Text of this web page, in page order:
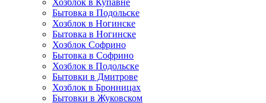
Хозблок в Купавне
Бытовка в Подольске
Хозблок в Ногинске
Бытовка в Ногинске
Хозблок Софрино
Бытовка в Софрино
Хозблок в Подольске
Бытовки в Дмитрове
Хозблок в Бронницах
Бытовки в Жуковском